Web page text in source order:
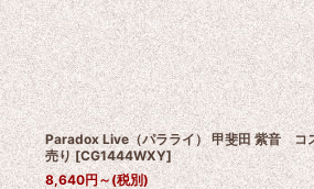
Paradox Live（パラライ） 甲斐田 紫音
売り [CG1444WXY]
8,640円～(税別)